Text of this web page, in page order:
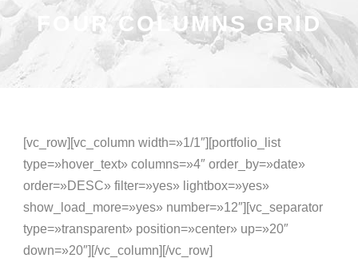
FOUR COLUMNS GRID
[vc_row][vc_column width=»1/1″][portfolio_list
type=»hover_text» columns=»4″ order_by=»date»
order=»DESC» filter=»yes» lightbox=»yes»
show_load_more=»yes» number=»12″][vc_separator
type=»transparent» position=»center» up=»20″
down=»20″][/vc_column][/vc_row]